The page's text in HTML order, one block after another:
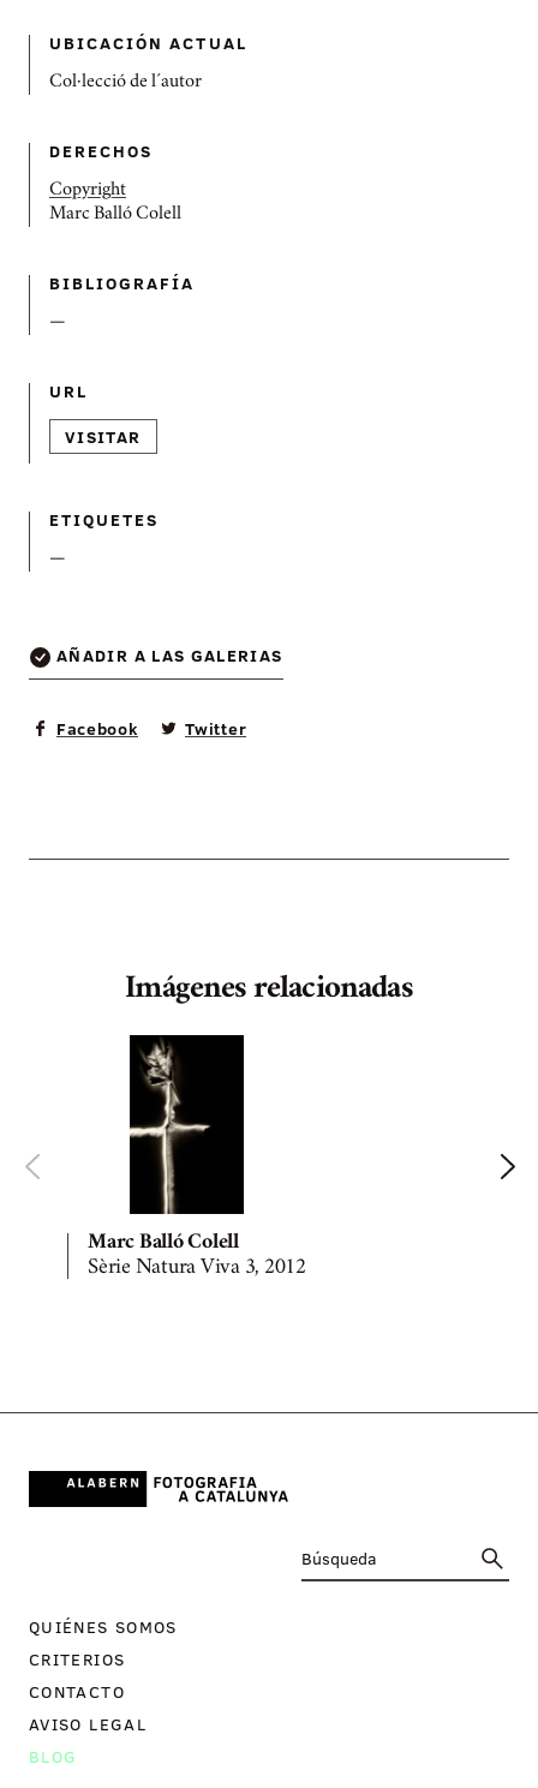
UBICACIÓN ACTUAL
Col·lecció de l´autor
DERECHOS
Copyright
Marc Balló Colell
BIBLIOGRAFÍ­A
—
URL
VISITAR
ETIQUETES
—
AÑADIR A LAS GALERIAS
Facebook Twitter
Imágenes relacionadas
Marc Balló Colell
Sèrie Natura Viva 3, 2012
QUIÉNES SOMOS
CRITERIOS
CONTACTO
AVISO LEGAL
BLOG